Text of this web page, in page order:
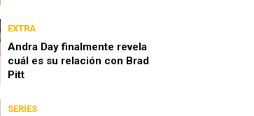
EXTRA
Andra Day finalmente revela
cuál es su relación con Brad
Pitt
SERIES